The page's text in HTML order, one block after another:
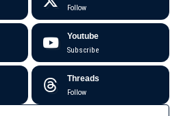
Follow
Youtube
Subscribe
Threads
Follow